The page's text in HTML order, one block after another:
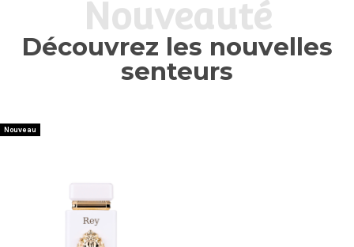
Nouveauté
Découvrez les nouvelles
senteurs
Nouveau